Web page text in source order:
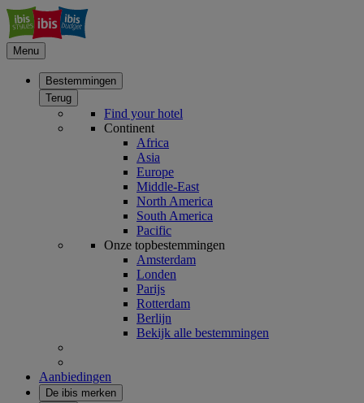
Menu
Bestemmingen
Terug
Find your hotel
Continent
Africa
Asia
Europe
Middle-East
North America
South America
Pacific
Onze topbestemmingen
Amsterdam
Londen
Parijs
Rotterdam
Berlijn
Bekijk alle bestemmingen
Aanbiedingen
De ibis merken